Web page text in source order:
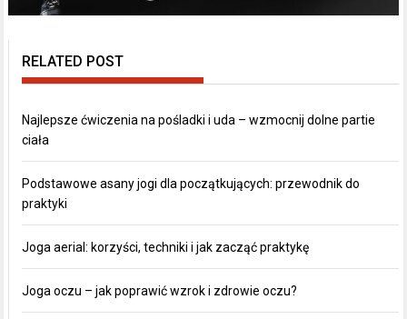
RELATED POST
Najlepsze ćwiczenia na pośladki i uda – wzmocnij dolne partie
ciała
Podstawowe asany jogi dla początkujących: przewodnik do
praktyki
Joga aerial: korzyści, techniki i jak zacząć praktykę
Joga oczu – jak poprawić wzrok i zdrowie oczu?